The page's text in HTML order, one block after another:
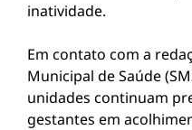
inatividade.
Em contato com a
Municipal de Saúde
unidades continuam
gestantes em